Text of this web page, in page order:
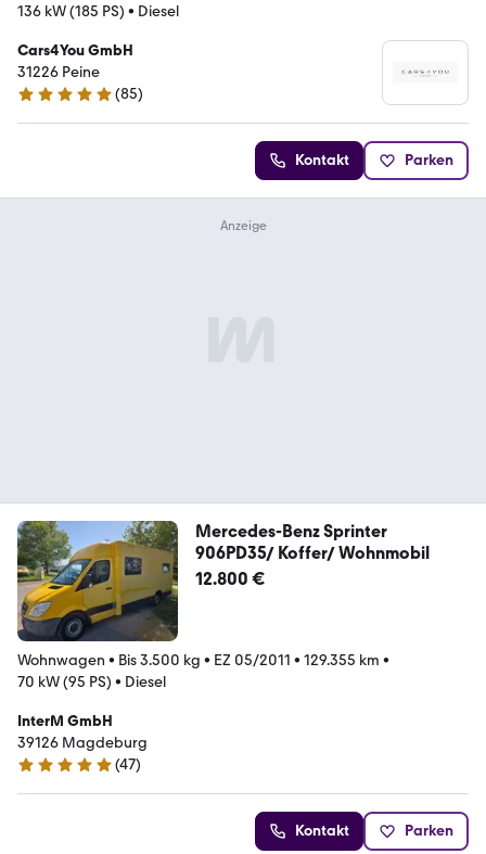
136 kW (185 PS) • Diesel
Cars4You GmbH
31226 Peine
4.9 Sterne
(85)
Kontakt Parken
Mercedes-Benz Sprinter
906PD35/ Koffer/ Wohnmobil
12.800 €
Wohnwagen • Bis 3.500 kg • EZ 05/2011 • 129.355 km •
70 kW (95 PS) • Diesel
InterM GmbH
39126 Magdeburg
5 Sterne
(47)
Kontakt Parken